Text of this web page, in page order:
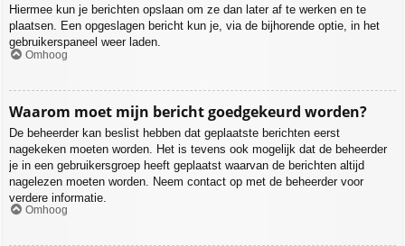
Hiermee kun je berichten opslaan om ze dan later af te werken en te
plaatsen. Een opgeslagen bericht kun je, via de bijhorende optie, in het
gebruikerspaneel weer laden.
Omhoog
Waarom moet mijn bericht goedgekeurd worden?
De beheerder kan beslist hebben dat geplaatste berichten eerst
nagekeken moeten worden. Het is tevens ook mogelijk dat de beheerder
je in een gebruikersgroep heeft geplaatst waarvan de berichten altijd
nagelezen moeten worden. Neem contact op met de beheerder voor
verdere informatie.
Omhoog